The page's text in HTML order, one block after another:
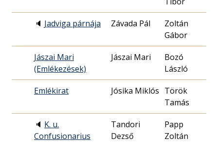
🔈 Jadviga párnája Závada Pál
Zoltán
Gábor
Jászai Mari
(Emlékezések)
Jászai Mari
Bozó
László
Emlékirat Jósika Miklós Török
Tamás
🔈 K. u.
Confusionarius
Tandori
Dezső
Papp
Zoltán